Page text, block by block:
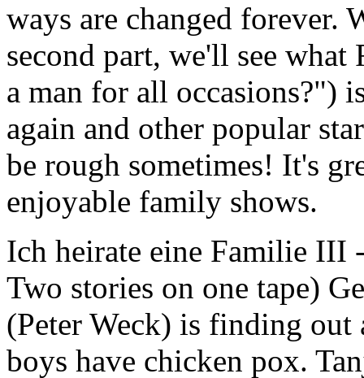
ways are changed
second part, we'll see
a man for all occasions?")
again and other popular
be rough sometimes! It's
enjoyable family shows.
Ich heirate eine Familie III
Two stories on one tape)
(Peter Weck) is finding
boys have chicken pox.